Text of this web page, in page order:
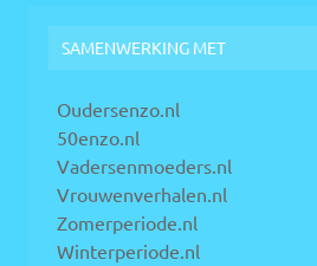
SAMENWERKING MET
Oudersenzo.nl
50enzo.nl
Vadersenmoeders.nl
Vrouwenverhalen.nl
Zomerperiode.nl
Winterperiode.nl